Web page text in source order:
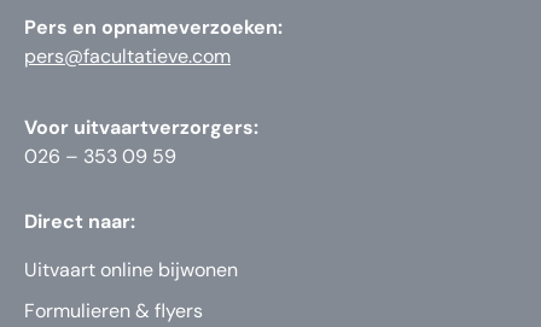
Pers en opnameverzoeken:
pers@facultatieve.com
Voor uitvaartverzorgers:
026 – 353 09 59
Direct naar:
Uitvaart online bijwonen
Formulieren & flyers